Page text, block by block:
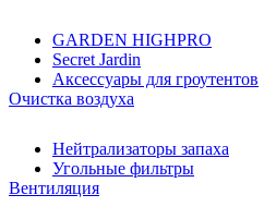
GARDEN HIGHPRO
Secret Jardin
Аксессуары для гроутентов
Очистка воздуха
Нейтрализаторы запаха
Угольные фильтры
Вентиляция